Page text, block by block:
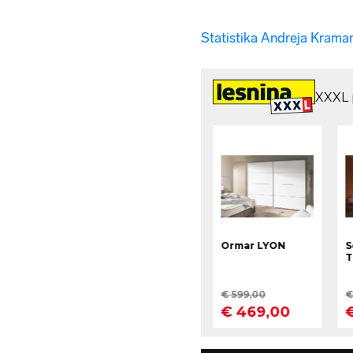
Statistika Andreja